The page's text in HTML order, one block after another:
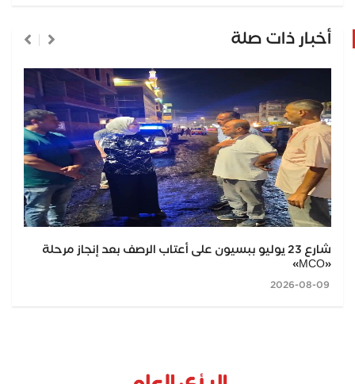
أخبار ذات صلة
شارع 23 يوليو ببسيون على أعتاب الرصف بعد إنجاز مرحلة
«MCO»